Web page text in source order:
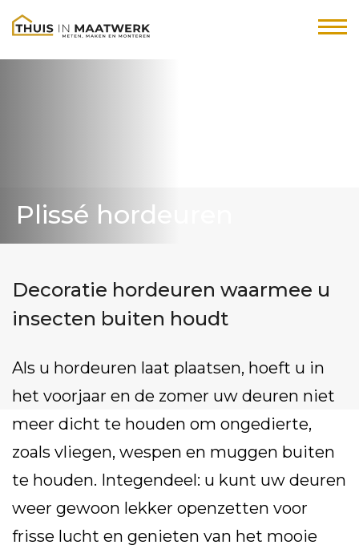
Plissé hordeuren
Decoratie hordeuren waarmee u
insecten buiten houdt
Als u hordeuren laat plaatsen, hoeft u in
het voorjaar en de zomer uw deuren niet
meer dicht te houden om ongedierte,
zoals vliegen, wespen en muggen buiten
te houden. Integendeel: u kunt uw deuren
weer gewoon lekker openzetten voor
frisse lucht en genieten van het mooie